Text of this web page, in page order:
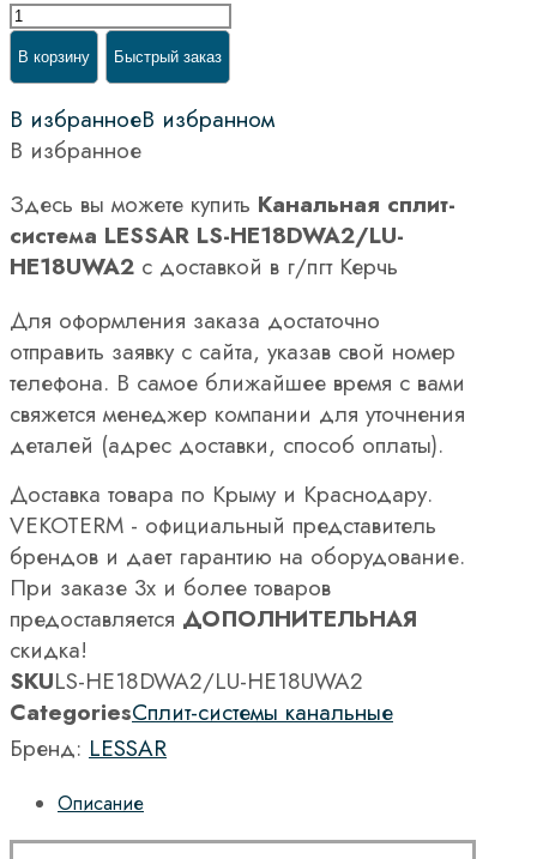
В корзину Быстрый заказ
В избранноеВ избранном
В избранное
Здесь вы можете купить Канальная сплит-
система LESSAR LS-HE18DWA2/LU-
HE18UWA2 с доставкой в г/пгт Керчь
Для оформления заказа достаточно
отправить заявку с сайта, указав свой номер
телефона. В самое ближайшее время с вами
свяжется менеджер компании для уточнения
деталей (адрес доставки, способ оплаты).
Доставка товара по Крыму и Краснодару.
VEKOTERM - официальный представитель
брендов и дает гарантию на оборудование.
При заказе 3х и более товаров
предоставляется ДОПОЛНИТЕЛЬНАЯ
скидка!
SKULS-HE18DWA2/LU-HE18UWA2
CategoriesСплит-системы канальные
Бренд: LESSAR
Описание